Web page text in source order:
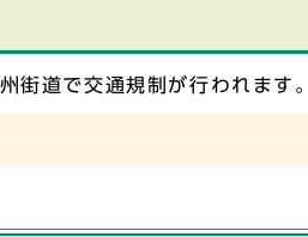
街道で交通規制が行われます。